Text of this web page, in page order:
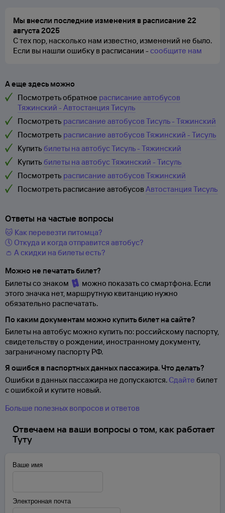
Мы внесли последние изменения в расписание 22
августа 2025
С тех пор, насколько нам известно, изменений не было.
Если вы нашли ошибку в расписании -сообщите нам
А еще здесь можно
Посмотреть обратное расписание автобусов
Тяжинский - Автостанция Тисуль
Посмотреть расписание автобусов Тисуль - Тяжинский
Посмотреть расписание автобусов Тяжинский - Тисуль
Купить билеты на автобус Тисуль - Тяжинский
Купить билеты на автобус Тяжинский - Тисуль
Посмотреть расписание автобусов Тяжинский
Посмотреть расписание автобусовАвтостанция Тисуль
Ответы на частые вопросы
🐱 Как перевезти питомца?
🕔 Откуда и когда отправится автобус?
👛 А скидки на билеты есть?
Можно не печатать билет?
Билеты со знаком
можно показать со смартфона. Если
этого значка нет, маршрутную квитанцию нужно
обязательно распечатать.
По каким документам можно купить билет на сайте?
Билеты на автобус можно купить по: российскому паспорту,
свидетельству о рождении, иностранному документу,
заграничному паспорту РФ.
Я ошибся в паспортных данных пассажира. Что делать?
Ошибки в данных пассажира не допускаются. Сдайте билет
с ошибкой и купите новый.
Больше полезных вопросов и ответов
Отвечаем на ваши вопросы о том, как работает
Туту
Ваше имя
Электронная почта